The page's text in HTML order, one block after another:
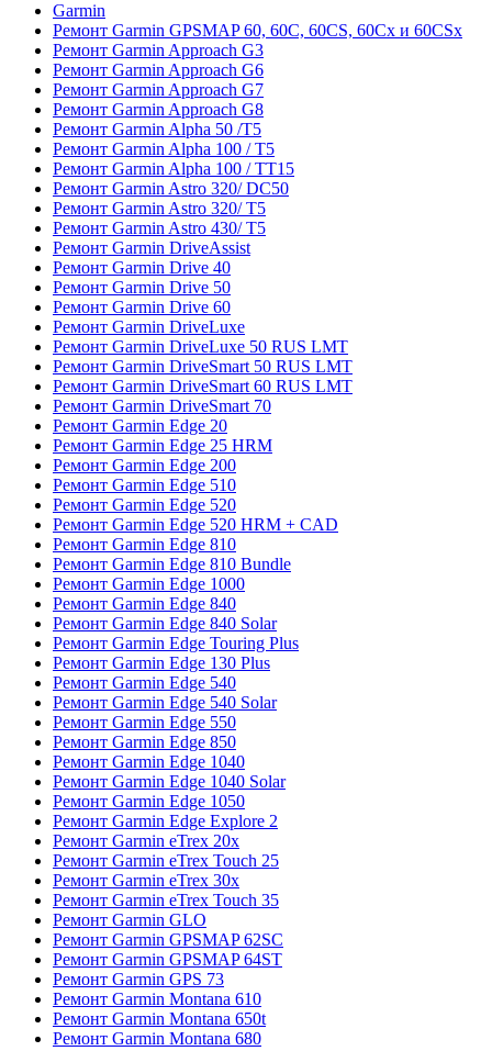
Garmin
Ремонт Garmin GPSMAP 60, 60C, 60CS, 60Cx и 60CSx
Ремонт Garmin Approach G3
Ремонт Garmin Approach G6
Ремонт Garmin Approach G7
Ремонт Garmin Approach G8
Ремонт Garmin Alpha 50 /T5
Ремонт Garmin Alpha 100 / T5
Ремонт Garmin Alpha 100 / TT15
Ремонт Garmin Astro 320/ DC50
Ремонт Garmin Astro 320/ T5
Ремонт Garmin Astro 430/ T5
Ремонт Garmin DriveAssist
Ремонт Garmin Drive 40
Ремонт Garmin Drive 50
Ремонт Garmin Drive 60
Ремонт Garmin DriveLuxe
Ремонт Garmin DriveLuxe 50 RUS LMT
Ремонт Garmin DriveSmart 50 RUS LMT
Ремонт Garmin DriveSmart 60 RUS LMT
Ремонт Garmin DriveSmart 70
Ремонт Garmin Edge 20
Ремонт Garmin Edge 25 HRM
Ремонт Garmin Edge 200
Ремонт Garmin Edge 510
Ремонт Garmin Edge 520
Ремонт Garmin Edge 520 HRM + CAD
Ремонт Garmin Edge 810
Ремонт Garmin Edge 810 Bundle
Ремонт Garmin Edge 1000
Ремонт Garmin Edge 840
Ремонт Garmin Edge 840 Solar
Ремонт Garmin Edge Touring Plus
Ремонт Garmin Edge 130 Plus
Ремонт Garmin Edge 540
Ремонт Garmin Edge 540 Solar
Ремонт Garmin Edge 550
Ремонт Garmin Edge 850
Ремонт Garmin Edge 1040
Ремонт Garmin Edge 1040 Solar
Ремонт Garmin Edge 1050
Ремонт Garmin Edge Explore 2
Ремонт Garmin eTrex 20x
Ремонт Garmin eTrex Touch 25
Ремонт Garmin eTrex 30x
Ремонт Garmin eTrex Touch 35
Ремонт Garmin GLO
Ремонт Garmin GPSMAP 62SC
Ремонт Garmin GPSMAP 64ST
Ремонт Garmin GPS 73
Ремонт Garmin Montana 610
Ремонт Garmin Montana 650t
Ремонт Garmin Montana 680